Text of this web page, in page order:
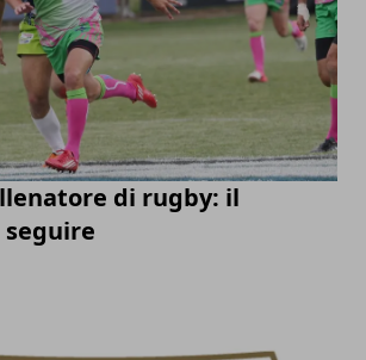
di rugby: il
seguire